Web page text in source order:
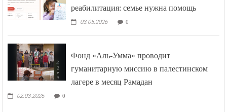
реабилитация: семье нужна помощь
03.05.2026 0
Фонд «Аль-Умма» проводит
гуманитарную миссию в палестинском
лагере в месяц Рамадан
02.03.2026 0